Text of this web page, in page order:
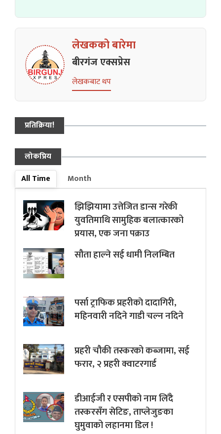
लेखकको बारेमा
बीरगंज एक्सप्रेस
लेखकबाट थप
प्रतिक्रिया!
लोकप्रिय
All Time
Month
झिझियामा उत्तेजित डान्स गरेकी
युवतिमाथि सामुहिक बलात्कारको
प्रयास, एक जना पक्राउ
सौता हाल्ने सई धामी निलम्बित
पर्सा ट्राफिक प्रहरीकाे दादागिरी,
महिनवारी नदिने गाडी चल्न नदिने
प्रहरी चौकी तस्करको कब्जामा, सई
फरार, २ प्रहरी क्वाटरगार्ड
डीआईजी र एसपीको नाम लिँदै
तस्करसँग सेटिङ, ताप्लेजुङका
घुमुवाको लहानमा डिल !